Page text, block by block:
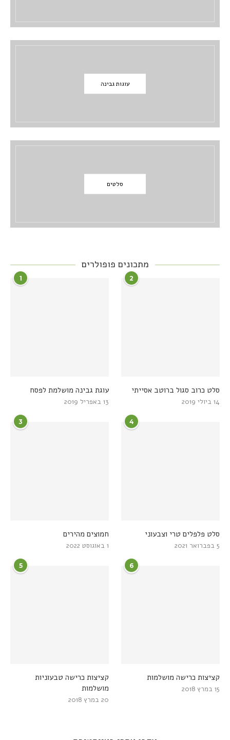
עוגות גבינה
סלטים
מתכונים פופולרים
1
עוגת גבינה מושלמת לפסח
13 באפריל 2019
2
סלט כרוב סגול ברוטב אסייתי
14 ביולי 2019
3
חמוצים מהירים
1 באוגוסט 2022
4
סלט פלפלים טרי וצבעוני
5 בפברואר 2021
5
קציצות כרישה טבעוניות
מושלמות
20 במרץ 2018
6
קציצות כרישה מושלמות
15 במרץ 2018